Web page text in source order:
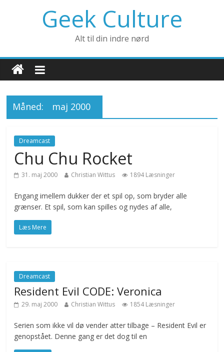
Geek Culture
Alt til din indre nørd
Måned: maj 2000
Dreamcast
Chu Chu Rocket
31. maj 2000 Christian Wittus 1894 Læsninger
Engang imellem dukker der et spil op, som bryder alle
grænser. Et spil, som kan spilles og nydes af alle,
Læs Mere
Dreamcast
Resident Evil CODE: Veronica
29. maj 2000 Christian Wittus 1854 Læsninger
Serien som ikke vil dø vender atter tilbage – Resident Evil er
genopstået. Denne gang er det dog til en